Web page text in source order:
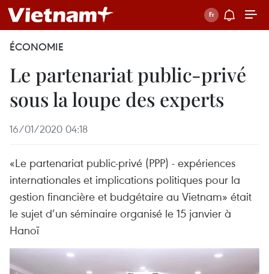
ÉCONOMIE
Le partenariat public-privé
sous la loupe des experts
16/01/2020 04:18
«Le partenariat public-privé (PPP) - expériences
internationales et implications politiques pour la
gestion financière et budgétaire au Vietnam» était
le sujet d’un séminaire organisé le 15 janvier à
Hanoï